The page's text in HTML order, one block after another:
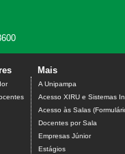
Mais
A Unipampa
Acesso XIRU e Sistemas
Acesso às Salas
Docentes por Sala
Empresas Júnior
Estágios